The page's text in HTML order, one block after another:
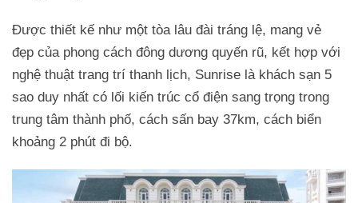
Được thiết kế như một tòa lâu đài tráng lệ, mang vẻ
đẹp của phong cách đông dương quyến rũ, kết hợp với
nghệ thuật trang trí thanh lịch, Sunrise là khách sạn 5
sao duy nhất có lối kiến trúc cổ điện sang trọng trong
trung tâm thành phố, cách sấn bay 37km, cách biển
khoảng 2 phút đi bộ.